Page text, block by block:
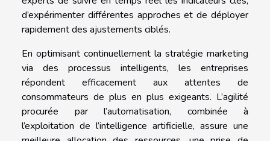
d’expérimenter différentes approches et de déployer
rapidement des ajustements ciblés.
En optimisant continuellement la stratégie marketing
via des processus intelligents, les entreprises
répondent efficacement aux attentes de
consommateurs de plus en plus exigeants. L’agilité
procurée par l’automatisation, combinée à
l’exploitation de l’intelligence artificielle, assure une